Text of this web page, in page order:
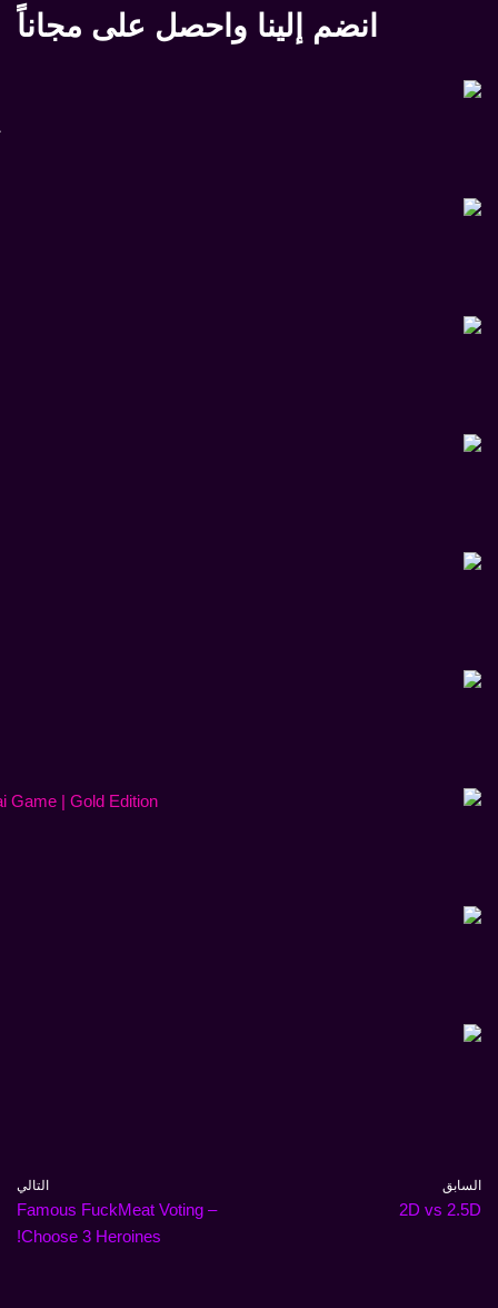
انضم إلينا واحصل على مجاناً
السابق
2D vs 2.5D
التالي
Famous FuckMeat Voting –
Choose 3 Heroines!